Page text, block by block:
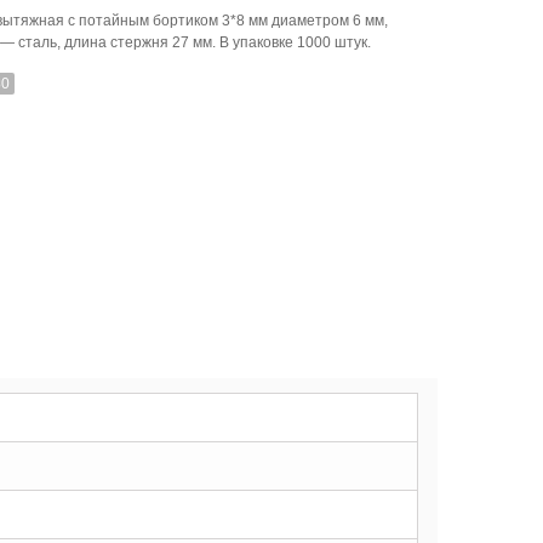
с потайным бортиком 3*8 мм диаметром 6 мм,
сталь, длина стержня 27 мм. В упаковке 1000 штук.